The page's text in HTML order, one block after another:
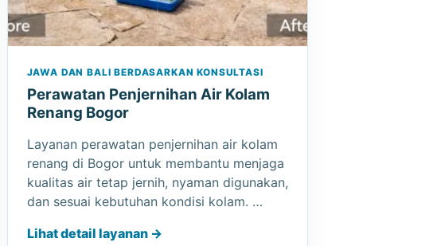
JAWA DAN BALI BERDASARKAN KONSULTASI
Perawatan Penjernihan Air Kolam
Renang Bogor
Layanan perawatan penjernihan air kolam
renang di Bogor untuk membantu menjaga
kualitas air tetap jernih, nyaman digunakan,
dan sesuai kebutuhan kondisi kolam. …
Lihat detail layanan →